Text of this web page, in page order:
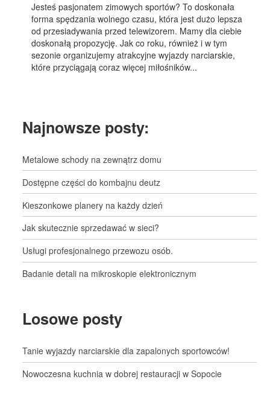
Jesteś pasjonatem zimowych sportów? To doskonała
forma spędzania wolnego czasu, która jest dużo lepsza
od przesiadywania przed telewizorem. Mamy dla ciebie
doskonałą propozycję. Jak co roku, również i w tym
sezonie organizujemy atrakcyjne wyjazdy narciarskie,
które przyciągają coraz więcej miłośników...
Najnowsze posty:
Metalowe schody na zewnątrz domu
Dostępne części do kombajnu deutz
Kieszonkowe planery na każdy dzień
Jak skutecznie sprzedawać w sieci?
Usługi profesjonalnego przewozu osób.
Badanie detali na mikroskopie elektronicznym
Losowe posty
Tanie wyjazdy narciarskie dla zapalonych sportowców!
Nowoczesna kuchnia w dobrej restauracji w Sopocie